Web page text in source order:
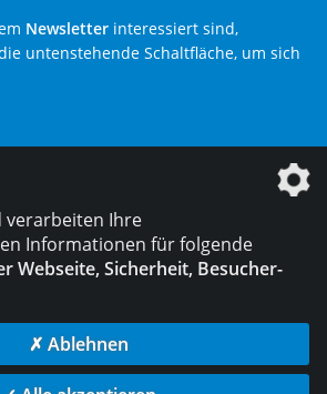
Newsletter interessiert sind,
untenstehende Schaltfläche, um sich
© 2026 DVS Media GmbH
verarbeiten Ihre
Informationen für folgende
Webseite, Sicherheit, Besucher-
✗ Ablehnen